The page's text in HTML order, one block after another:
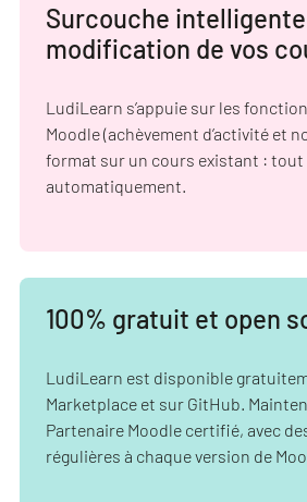
Surcouche
modification de vos
LudiLearn s’appuie sur les
Moodle (achèvement d’activité et
format sur un cours existant : tout
automatiquement.
100% gratuit et open
LudiLearn est disponible
Marketplace et sur GitHub.
Partenaire Moodle certifié, avec
régulières à chaque version de